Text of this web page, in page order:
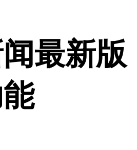
最新版